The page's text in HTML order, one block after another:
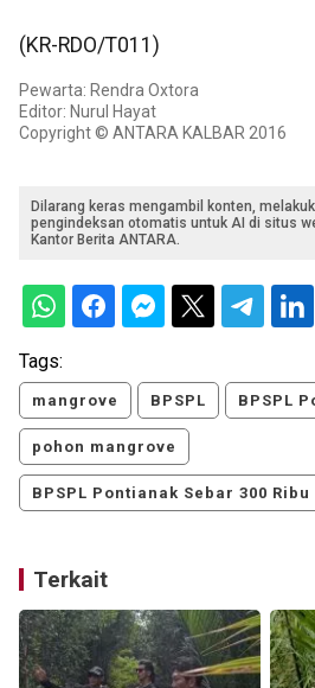
(KR-RDO/T011)
Pewarta: Rendra Oxtora
Editor: Nurul Hayat
Copyright © ANTARA KALBAR 2016
Dilarang keras mengambil konten,
pengindeksan otomatis untuk AI di situs
Kantor Berita ANTARA.
Tags:
mangrove BPSPL BPSPL
pohon mangrove
BPSPL Pontianak Sebar 300
Terkait